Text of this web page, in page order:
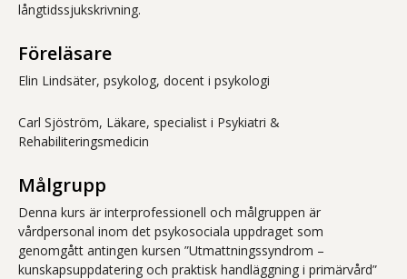
långtidssjukskrivning.
Föreläsare
Elin Lindsäter, psykolog, docent i psykologi
Carl Sjöström, Läkare, specialist i Psykiatri &
Rehabiliteringsmedicin
Målgrupp
Denna kurs är interprofessionell och målgruppen är
vårdpersonal inom det psykosociala uppdraget som
genomgått antingen kursen ”Utmattningssyndrom –
kunskapsuppdatering och praktisk handläggning i primärvård”